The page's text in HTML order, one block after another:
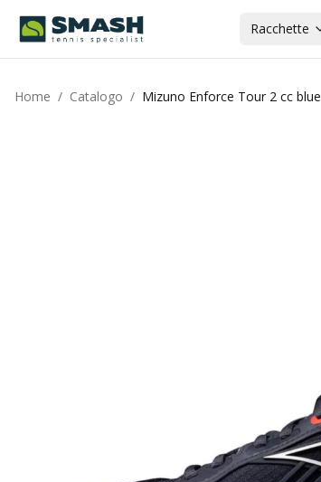
Racchette
Home / Catalogo / Mizuno Enforce Tour 2 cc blue